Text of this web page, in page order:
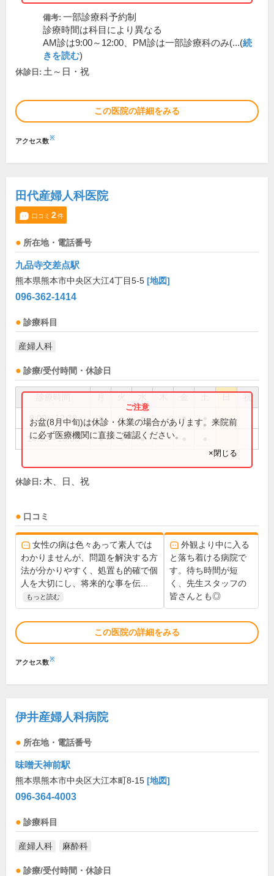
備考: 一部診療科予約制
診療時間は科目により異なる
AM診は9:00～12:00、PM診は一部診療科のみ(...(続
きを読む)
休診日: 土～日・祝
この医院の詳細をみる
アクセス数※
田代産婦人科医院
口コミ 2件
所在地・電話番号
九品寺交差点駅
熊本県熊本市中央区大江4丁目5-5 [地図]
096-362-1414
診療科目
産婦人科
診療/受付時間・休診日
祝
9:00～12:30 ● ● ● ●
14:00～18:00 ● ● ●
お盆(8月中旬)は休診・休業の場合があります。来院前
に必ず医療機関に直接ご確認ください。
×閉じる
休診日: 木、日、祝
口コミ
女性の病は色々あって素人では
わかりませんが、問題を解決する方
法が分かりやすく、処置も的確で個
人を大切にし、将来的な事を伝...
もっと読む
外観より中に入る
と落ち着ける病院で
す。待ち時間が短
く、先生スタッフの
皆さんとも◎
この医院の詳細をみる
アクセス数※
伊井産婦人科病院
所在地・電話番号
味噌天神前駅
熊本県熊本市中央区大江本町8-15 [地図]
096-364-4003
診療科目
産婦人科 麻酔科
診療/受付時間・休診日